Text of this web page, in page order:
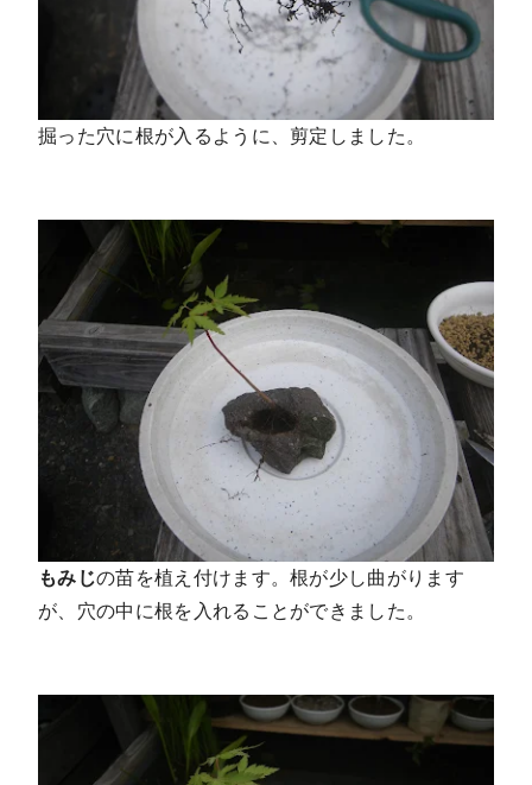
掘った穴に根が入るように、剪定しました。
もみじの苗を植え付けます。根が少し曲がります
が、穴の中に根を入れることができました。